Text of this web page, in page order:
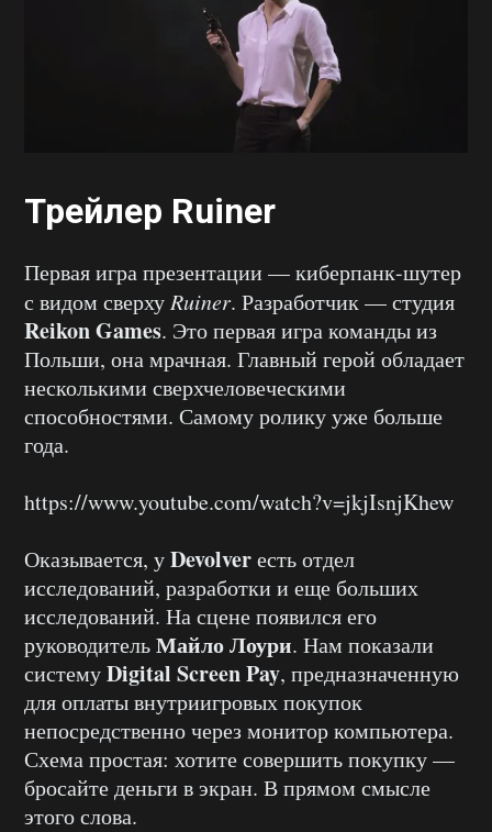
Трейлер Ruiner
Первая игра презентации — киберпанк-шутер
с видом сверху Ruiner. Разработчик — студия
Reikon Games. Это первая игра команды из
Польши, она мрачная. Главный герой обладает
несколькими сверхчеловеческими
способностями. Самому ролику уже больше
года.
https://www.youtube.com/watch?v=jkjIsnjKhew
Оказывается, уDevolverесть отдел
исследований, разработки и еще больших
исследований. На сцене появился его
руководительМайло Лоури. Нам показали
системуDigital Screen Pay, предназначенную
для оплаты внутриигровых покупок
непосредственно через монитор компьютера.
Схема простая: хотите совершить покупку —
бросайте деньги в экран. В прямом смысле
этого слова.